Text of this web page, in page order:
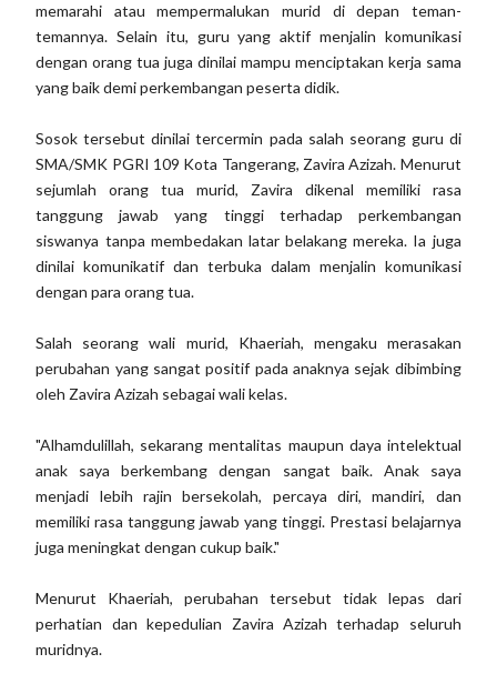
memarahi atau mempermalukan murid di depan teman-
temannya. Selain itu, guru yang aktif menjalin komunikasi
dengan orang tua juga dinilai mampu menciptakan kerja sama
yang baik demi perkembangan peserta didik.
Sosok tersebut dinilai tercermin pada salah seorang guru di
SMA/SMK PGRI 109 Kota Tangerang, Zavira Azizah. Menurut
sejumlah orang tua murid, Zavira dikenal memiliki rasa
tanggung jawab yang tinggi terhadap perkembangan
siswanya tanpa membedakan latar belakang mereka. Ia juga
dinilai komunikatif dan terbuka dalam menjalin komunikasi
dengan para orang tua.
Salah seorang wali murid, Khaeriah, mengaku merasakan
perubahan yang sangat positif pada anaknya sejak dibimbing
oleh Zavira Azizah sebagai wali kelas.
"Alhamdulillah, sekarang mentalitas maupun daya intelektual
anak saya berkembang dengan sangat baik. Anak saya
menjadi lebih rajin bersekolah, percaya diri, mandiri, dan
memiliki rasa tanggung jawab yang tinggi. Prestasi belajarnya
juga meningkat dengan cukup baik."
Menurut Khaeriah, perubahan tersebut tidak lepas dari
perhatian dan kepedulian Zavira Azizah terhadap seluruh
muridnya.